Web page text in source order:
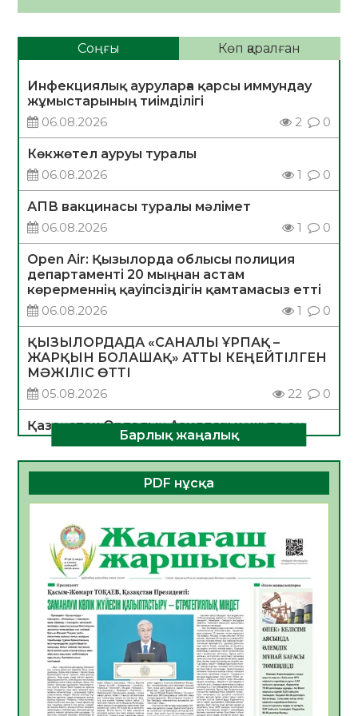
Соңғы Көп қаралған
Инфекциялық ауруларға қарсы иммундау
жұмыстарының тиімділігі
06.08.2026
2 0
Көкжөтел ауруы туралы
06.08.2026
1 0
АПВ вакцинасы туралы мәлімет
06.08.2026
1 0
Open Air: Қызылорда облысы полиция
департаменті 20 мыңнан астам
көрерменнің қауіпсіздігін қамтамасыз етті
06.08.2026
1 0
ҚЫЗЫЛОРДАДА «САНАЛЫ ҰРПАҚ –
ЖАРҚЫН БОЛАШАҚ» АТТЫ КЕҢЕЙТІЛГЕН
МӘЖІЛІС ӨТТІ
05.08.2026
22 0
Қазақстан Орталық Азиядағы көшуге ең
қолайлы ел атанды
05.08.2026
26 0
Өрт қауіпсіздігі талаптарын сақтау – әр
азаматтың міндеті
05.08.2026
Руслан Рүстемұлы облыс әкімінің
кеңесшісі болып тағайындалды
05.08.2026
22
Цифрландыру саласын дамыту аясында
салынатын жаңа орталықтың жобасы
талқыланды
05.08.2026
21
Алғашқы цифрлық жасанды интеллект
Барлық жаңалық
PDF нұсқа